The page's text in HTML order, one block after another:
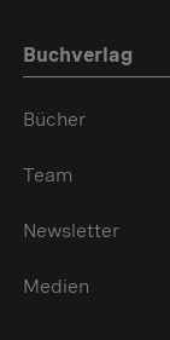
Buchverlag
Bücher
Team
Newsletter
Medien